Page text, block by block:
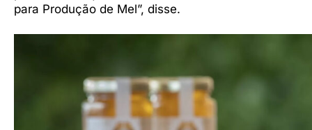
para Produção de Mel”, disse.